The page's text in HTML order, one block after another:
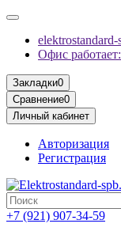
Офис
Закладки0
Сравнение0
Личный кабинет
Авторизация
Регистрация
+7 (921) 907-34-59